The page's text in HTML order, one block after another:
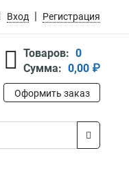
Вход Регистрация
Товаров: 0
Сумма: 0,00 ₽
Оформить заказ